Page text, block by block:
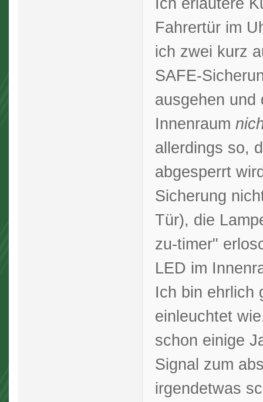
Fahrertür im
ich zwei kurz
SAFE-
ausgehen und
Innenraum
allerdings so,
abgesperrt
Sicherung
Tür), die
zu-timer"
LED im
Ich bin ehrlich
einleuchtet
schon einige
Signal zum
irgendetwas